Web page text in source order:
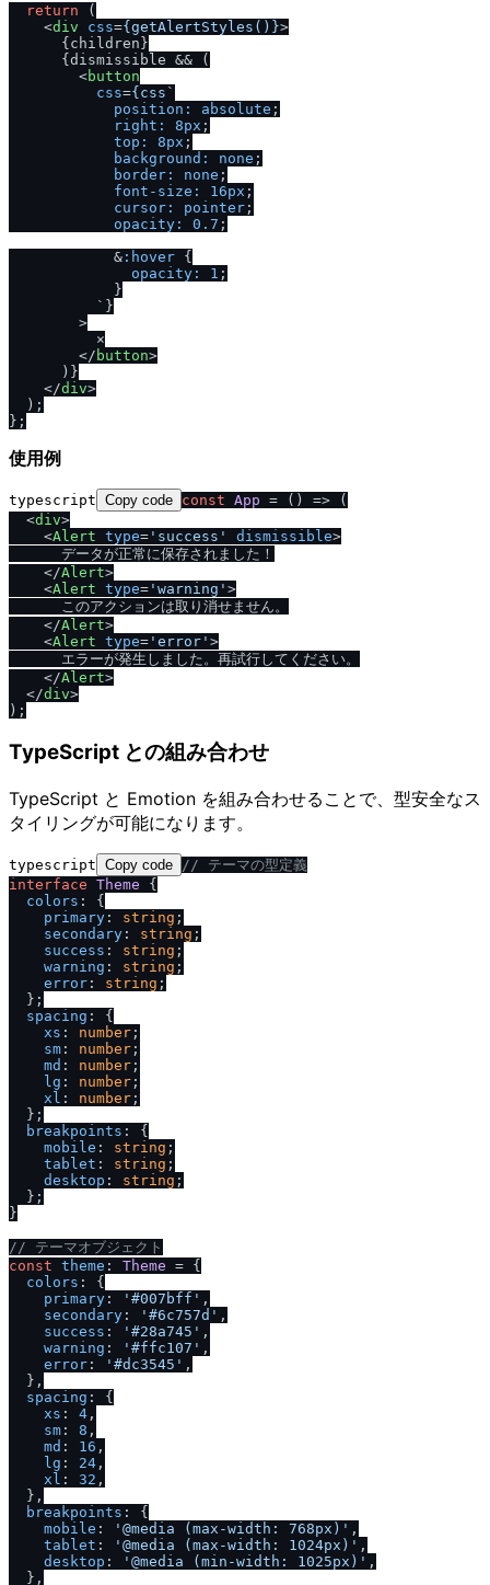
return (
<div css={getAlertStyles()}>
      {children}
      {dismissible && (
<button
css={css `
position:
absolute ;
right:
8px ;
top:
8px ;
background:
none ;
border:
none ;
font-size:
16px ;
cursor:
pointer ;
opacity:
0.7 ;
            &
:hover {
opacity:
1 ;
            }
          `}
        >
          ×
</ button>
      )}
</div>
  );
使用例
typescript Copy code const App = ( ) => (
<div>
<Alert type= 'success' dismissible>
      データが正常に保存されました！
</Alert>
<Alert type= 'warning' >
      このアクションは取り消せません。
</Alert>
<Alert type= 'error' >
      エラーが発生しました。再試行してください。
</Alert>
</div>
TypeScript との組み合わせ
TypeScript と Emotion を組み合わせることで、型安全なス
タイリングが可能になります。
typescript Copy code // テーマの型定義
interface Theme {
colors : {
primary : string ;
secondary : string ;
success : string ;
warning : string ;
error : string ;
  };
spacing : {
xs : number ;
sm : number ;
md : number ;
lg : number ;
xl : number ;
  };
breakpoints : {
mobile : string ;
tablet : string ;
desktop : string ;
  };
}
// テーマオブジェクト
const theme : Theme = {
colors : {
primary : '#007bff' ,
secondary : '#6c757d' ,
success : '#28a745' ,
warning : '#ffc107' ,
error : '#dc3545' ,
  },
spacing : {
xs : 4 ,
sm : 8 ,
md : 16 ,
lg : 24 ,
xl : 32 ,
  },
breakpoints : {
mobile : '@media (max-width: 768px)' ,
tablet : '@media (max-width: 1024px)' ,
desktop : '@media (min-width: 1025px)' ,
  },